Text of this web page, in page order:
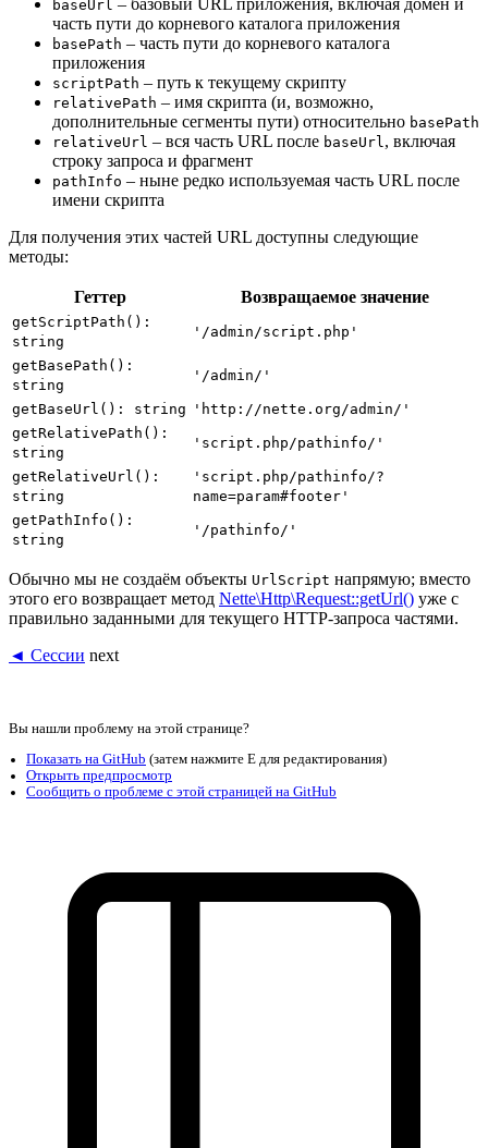
baseUrl
часть пути до корневого каталога приложения
basePath – часть пути до корневого каталога
приложения
scriptPath – путь к текущему скрипту
relativePath – имя скрипта (и, возможно,
дополнительные сегменты пути) относительно basePath
relativeUrl – вся часть URL после baseUrl , включая
строку запроса и фрагмент
pathInfo – ныне редко используемая часть URL после
имени скрипта
Для получения этих частей URL доступны следующие
методы:
Геттер Возвращаемое значение
getScriptPath():
string
'/admin/script.php'
getBasePath():
string
'/admin/'
getBaseUrl(): string
'http://nette.org/admin/'
getRelativePath():
string
'script.php/pathinfo/'
getRelativeUrl():
string
'script.php/pathinfo/?
name=param#footer'
getPathInfo():
string
'/pathinfo/'
Обычно мы не создаём объекты UrlScript напрямую; вместо
этого его возвращает метод Nette\Http\Request::getUrl() уже с
правильно заданными для текущего HTTP-запроса частями.
◄ Сессии next